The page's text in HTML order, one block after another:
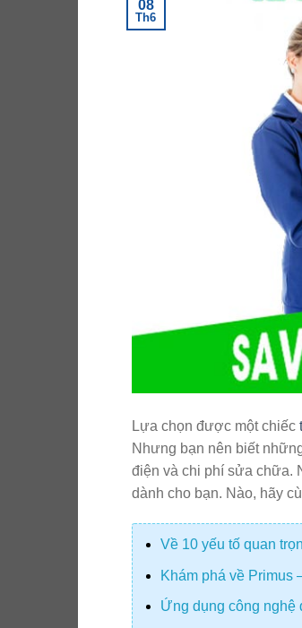
08
Th6
Lựa chọn được một chiếc
Nhưng bạn nên biết
điện và chi phí sửa chữa.
dành cho bạn. Nào, hãy
Về 10 yếu tố quan
Khám phá về Primus
Ứng dụng công nghệ